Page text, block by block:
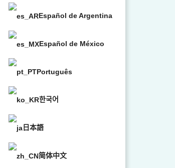
Español de Argentina
Español de México
Português
한국어
日本語
简体中文